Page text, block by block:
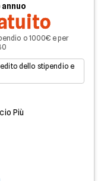
o 1000€ e per
dello stipendio e
Più